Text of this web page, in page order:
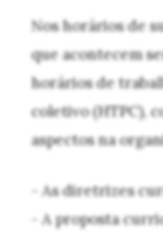
Nos horários de
que acontecem
horários de
coletivo (HTPC),
aspectos na
- As diretrizes
- A proposta